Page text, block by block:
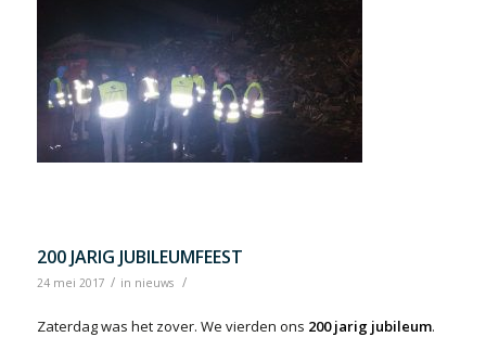
200 JARIG JUBILEUMFEEST
24 mei 2017 / in nieuws /
Zaterdag was het zover. We vierden ons 200 jarig jubileum.